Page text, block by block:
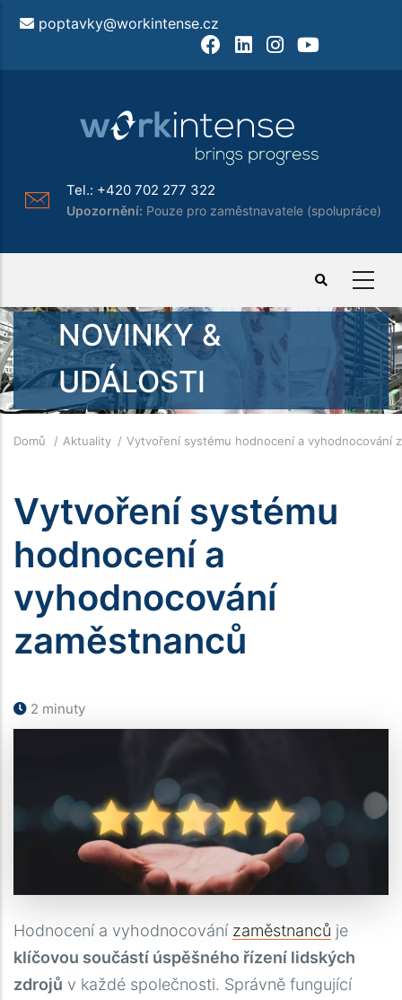
poptavky@workintense.cz
FacebookLinkedInInstagram
Tel.: +420 702 277 322
Upozornění: Pouze pro zaměstnavatele (spolupráce)
NOVINKY &
UDÁLOSTI
Drobečková
Domů Aktuality Vytvoření systému hodnocení a vyhodnocování
Vytvoření systému
hodnocení a
vyhodnocování
zaměstnanců
2 minuty
Hodnocení a vyhodnocování zaměstnanců je
klíčovou součástí úspěšného řízení lidských
zdrojů v každé společnosti. Správně fungující